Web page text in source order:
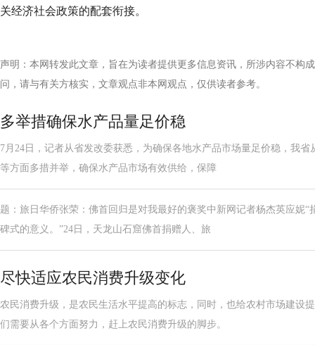
关经济社会政策的配套衔接。
声明：本网转发此文章，旨在为读者提供更多信息资讯，所涉内容不构
问，请与有关方核实，文章观点非本网观点，仅供读者参考。
多举措确保水产品量足价稳
7月24日，记者从省发改委获悉，为确保各地水产品市场量足价稳，我
等方面多措并举，确保水产品市场有效供给，保障
题：旅日华侨张荣：佛首回归是对我最好的褒奖中新网记者杨杰英应妮
碑式的意义。”24日，天龙山石窟佛首捐赠人、旅
尽快适应农民消费升级变化
农民消费升级，是农民生活水平提高的标志，同时，也给农村市场建设
们需要从各个方面努力，赶上农民消费升级的脚步。